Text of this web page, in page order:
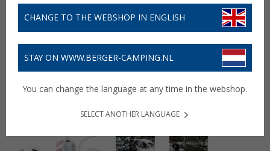
CHANGE TO THE WEBSHOP IN ENGLISH
STAY ON WWW.BERGER-CAMPING.NL
You can change the language at any time in the webshop.
SELECT ANOTHER LANGUAGE